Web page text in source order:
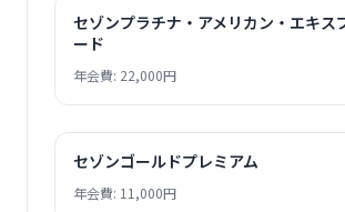
セゾンプラチナ・アメリカン・エキス
ード
年会費: 22,000円
セゾンゴールドプレミアム
年会費: 11,000円